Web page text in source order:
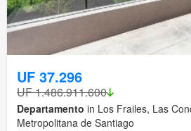
UF 37.296
UF 1.486.911.600
Departamento in Los Frailes, Las
Metropolitana de Santiago